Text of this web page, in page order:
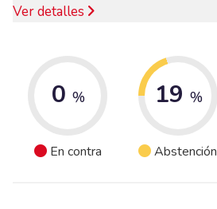
Ver detalles
0 %
En contra
19 %
Abstención